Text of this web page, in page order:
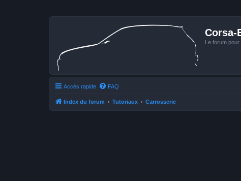
Corsa-
Le forum
Accès rapide FAQ
Index du forum Tutoriaux Carrosserie